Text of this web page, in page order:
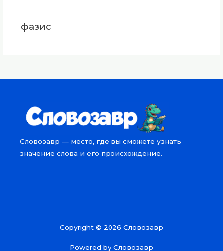
фазис
Словозавр — место, где вы сможете узнать
значение слова и его происхождение.
Copyright © 2026 Словозавр
Powered by Словозавр